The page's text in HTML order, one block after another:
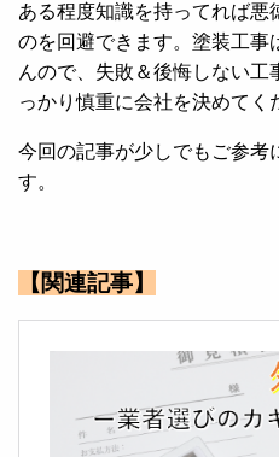
ある程度知識を持ってれば悪
のを回避できます。塗装工事
んので、失敗＆後悔しない工
っかり慎重に会社を決めてく
今回の記事が少しでもご参考
す。
【関連記事】